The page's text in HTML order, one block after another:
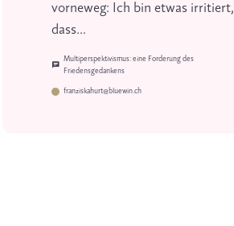
vorneweg: Ich bin etwas irritiert,
dass...
Multiperspektivismus: eine Forderung des
Friedensgedankens
franziskahurt@bluewin.ch